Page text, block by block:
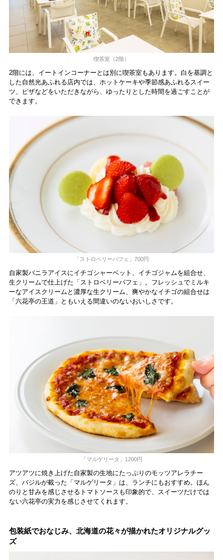
喫茶室（2階）
2階には、イートインコーナーとは別に喫茶室もあります。白を基調と
した自然光あふれる店内では、ホットケーキや季節感あふれるスイー
ツ、ピザなどをいただきながら、ゆったりとした時間を過ごすことが
できます。
「ストロベリーパフェ」700円
自家製バニラアイスにイチゴシャーベット、イチゴジャムを組合せ、
生クリームで仕上げた「ストロベリーパフェ」。フレッシュでミルキ
ーなアイスクリームと濃厚な生クリーム、爽やかなイチゴの組合せは
「六花亭の王道」ともいえる間違いのないおいしさです。
「マルゲリータ」1200円
アツアツに焼き上げた自家製の生地にたっぷりのモッツアレラチー
ズ、バジルが載った「マルゲリータ」は、ランチにもおすすめ。ほん
のりと甘みを感じさせるトマトソースも印象的で、スイーツだけでは
ない六花亭の実力を感じさせてくれます。
包装紙でおなじみ、北海道の花々が描かれたオリジナルグッ
ズ